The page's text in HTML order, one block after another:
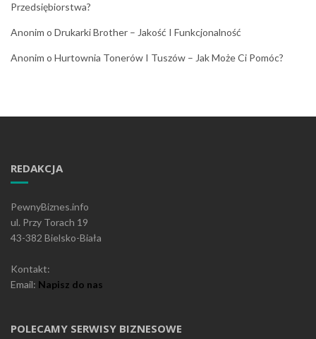
Przedsiębiorstwa?
Anonim o Drukarki Brother – Jakość I Funkcjonalność
Anonim o Hurtownia Tonerów I Tuszów – Jak Może Ci Pomóc?
REDAKCJA
PewnyBiznes.info
ul. Przy Torach 19
43-382 Bielsko-Biała
Kontakt:
Email: Napisz do nas
POLECAMY SERWISY BIZNESOWE